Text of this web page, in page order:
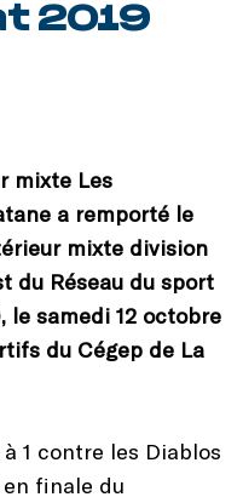
2019
mixte Les
a remporté le
mixte division
du Réseau du sport
le samedi 12 octobre
du Cégep de La
1 contre les Diablos
finale du